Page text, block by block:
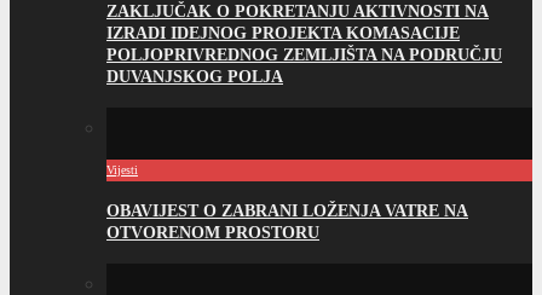
ZAKLJUČAK O POKRETANJU AKTIVNOSTI NA
IZRADI IDEJNOG PROJEKTA KOMASACIJE
POLJOPRIVREDNOG ZEMLJIŠTA NA PODRUČJU
DUVANJSKOG POLJA
Vijesti
OBAVIJEST O ZABRANI LOŽENJA VATRE NA
OTVORENOM PROSTORU